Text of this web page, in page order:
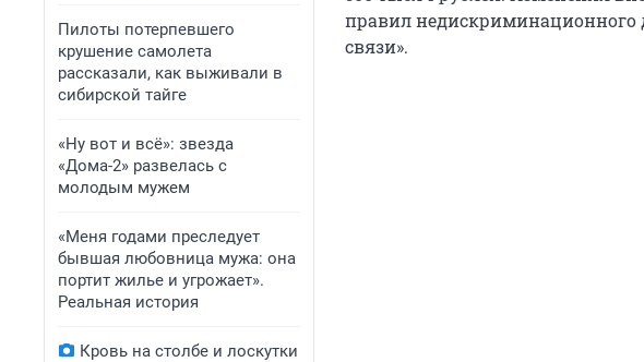
Пилоты потерпевшего
крушение самолета
рассказали, как выживали в
сибирской тайге
«Ну вот и всё»: звезда
«Дома-2» развелась с
молодым мужем
«Меня годами преследует
бывшая любовница мужа: она
портит жилье и угрожает».
Реальная история
Кровь на столбе и лоскутки
правил недискриминационного
связи».